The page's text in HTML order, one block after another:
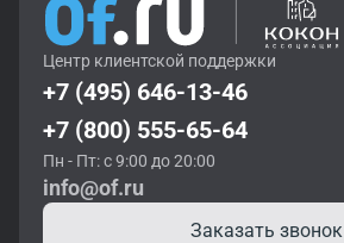
Центр клиентской поддержки
+7 (495) 646-13-46
+7 (800) 555-65-64
Пн - Пт: с 9:00 до 20:00
info@of.ru
Заказать звонок